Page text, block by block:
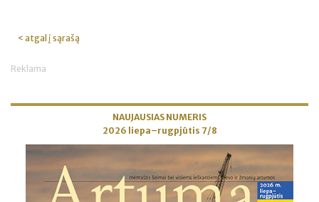
< atgal į sąrašą
Reklama
NAUJAUSIAS NUMERIS
2026 liepa–rugpjūtis 7/8